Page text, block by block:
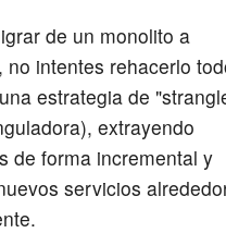
de un monolito a
no intentes rehacerlo
estrategia de
extrayendo
de forma incremental y
servicios